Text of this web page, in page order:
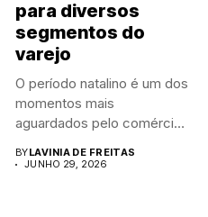
para diversos
segmentos do
varejo
O período natalino é um dos
momentos mais
aguardados pelo comércio
BYLAVINIA DE FREITAS
JUNHO 29, 2026